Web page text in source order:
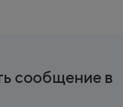
сообщение в